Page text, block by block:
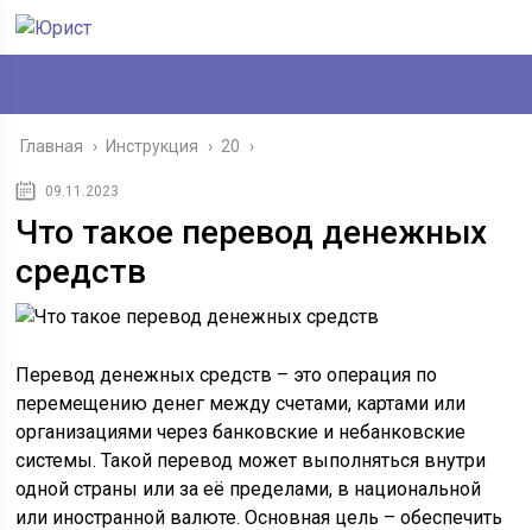
Главная › Инструкция › 20 ›
09.11.2023
Что такое перевод денежных
средств
Перевод денежных средств – это операция по
перемещению денег между счетами, картами или
организациями через банковские и небанковские
системы. Такой перевод может выполняться внутри
одной страны или за её пределами, в национальной
или иностранной валюте. Основная цель – обеспечить